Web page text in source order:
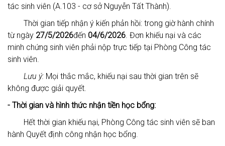
tác sinh viên (A.103 - cơ sở Nguyễn Tất Thành).
Thời gian tiếp nhận ý kiến phản hồi: trong giờ hành chính
từ ngày 27/5/2026đến 04/6/2026. Đơn khiếu nại và các
minh chứng sinh viên phải nộp trực tiếp tại Phòng Công tác
sinh viên.
Lưu ý: Mọi thắc mắc, khiếu nại sau thời gian trên sẽ
không được giải quyết.
- Thời gian và hình thức nhận tiền học bổng:
Hết thời gian khiếu nại, Phòng Công tác sinh viên sẽ ban
hành Quyết định công nhận học bổng.